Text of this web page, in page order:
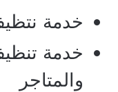
خدمة
خدمة
والمتاجر